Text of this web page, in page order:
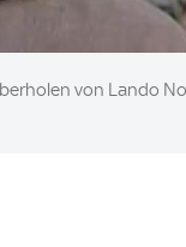
von Lando